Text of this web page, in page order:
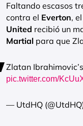
Faltando escasos
contra el Everton,
United recibió un
Martial para que
Zlatan
pic.twitter.com/
— UtdHQ